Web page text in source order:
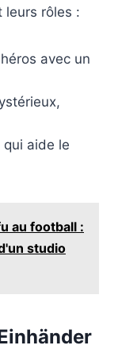
leurs rôles :
avec un
aide le
au football :
studio